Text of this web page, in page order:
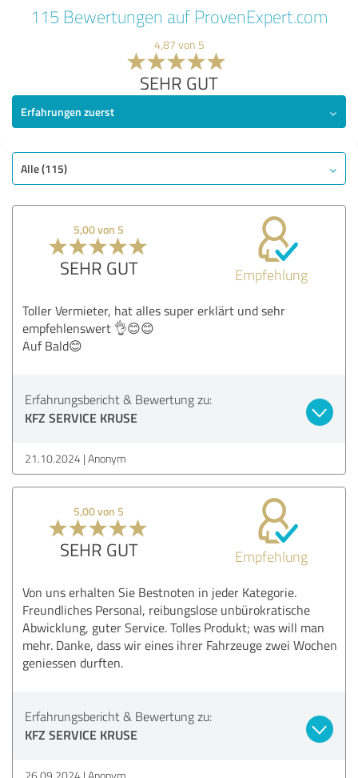
115 Bewertungen auf ProvenExpert.com
4,87 von 5
SEHR GUT
Erfahrungen zuerst
Alle (115)
5,00 von 5
SEHR GUT Empfehlung
Toller Vermieter, hat alles super erklärt und sehr
empfehlenswert 👌😊😊
Auf Bald😊
Erfahrungsbericht & Bewertung zu:
KFZ SERVICE KRUSE
21.10.2024 Anonym
5,00 von 5
SEHR GUT Empfehlung
Von uns erhalten Sie Bestnoten in jeder Kategorie.
Freundliches Personal, reibungslose unbürokratische
Abwicklung, guter Service. Tolles Produkt; was will man
mehr. Danke, dass wir eines ihrer Fahrzeuge zwei Wochen
geniessen durften.
Erfahrungsbericht & Bewertung zu:
KFZ SERVICE KRUSE
26.09.2024 Anonym